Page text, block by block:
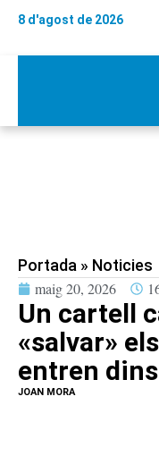
8 d'agost de 2026
Portada » Noticies
maig 20, 2026
Un cartell
«salvar»
entren
JOAN MORA